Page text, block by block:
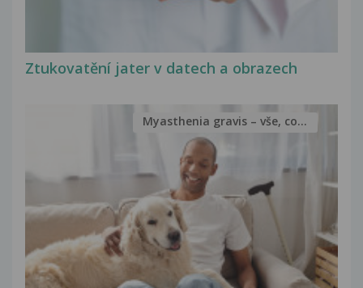
Ztukovatění jater v datech a obrazech
Myasthenia gravis – vše, co...